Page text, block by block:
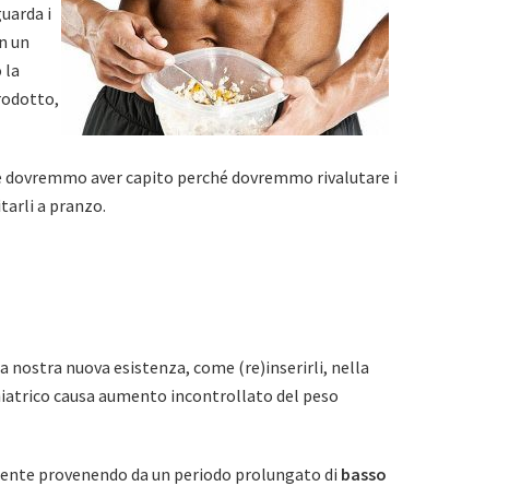
i
un
la
aver capito perché dovremmo rivalutare i
a pranzo.
nostra nuova esistenza, come (re)inserirli, nella
causa aumento incontrollato del peso
provenendo da un periodo prolungato di basso